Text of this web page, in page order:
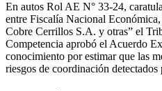
En autos Rol AE N° 33-24,
entre Fiscalía Nacional
Cobre Cerrillos S.A. y otras” el
Competencia aprobó el Acuerdo
conocimiento por estimar que las
riesgos de coordinación